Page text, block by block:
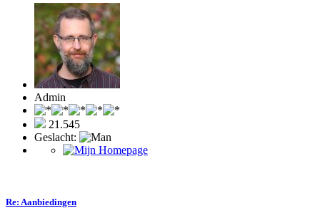
Admin
21.545
Geslacht:
Re: Aanbiedingen